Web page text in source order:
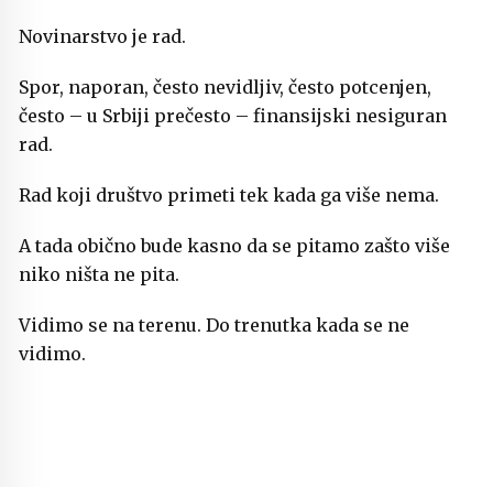
Novinarstvo je rad.
Spor, naporan, često nevidljiv, često potcenjen,
često – u Srbiji prečesto – finansijski nesiguran
rad.
Rad koji društvo primeti tek kada ga više nema.
A tada obično bude kasno da se pitamo zašto više
niko ništa ne pita.
Vidimo se na terenu. Do trenutka kada se ne
vidimo.